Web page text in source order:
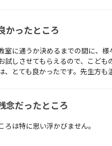
かったところ
室に通うか決めるまでの間に、
試しさせてもらえるので、こど
、とても良かったです。先生方も
念だったところ
ろは特に思い浮かびません。